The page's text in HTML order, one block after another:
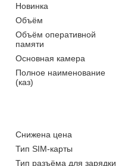
Новинка
Объём
Объём оперативной
памяти
Основная камера
Полное наименование
(каз)
Снижена цена
Тип SIM-карты
Тип разъёма для зарядки